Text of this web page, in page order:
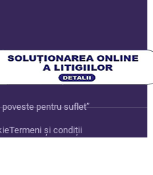
pentru suflet”
Termeni și condiții